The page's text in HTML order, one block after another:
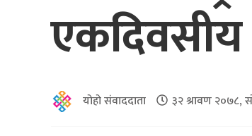
एकदिवसीय
योहो संवाददाता ३२ श्रावण २०७८,